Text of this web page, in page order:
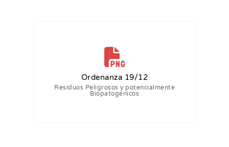
Ordenanza 19/12
Residuos Peligrosos y potencialmente
Biopatogénicos